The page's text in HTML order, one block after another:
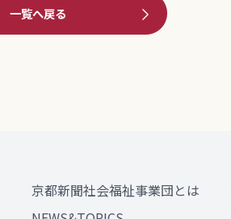
一覧へ戻る
京都新聞社会福祉事業団とは